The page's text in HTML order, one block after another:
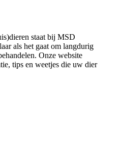
staat bij MSD
als het gaat om langdurig
Onze website
tips en weetjes die uw dier